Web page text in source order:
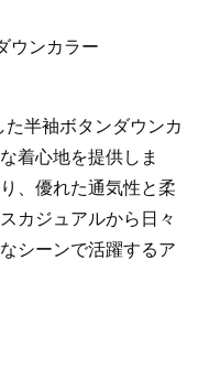
ウンカラー
半袖ボタンダウンカ
着心地を提供しま
、優れた通気性と柔
カジュアルから日々
シーンで活躍するア